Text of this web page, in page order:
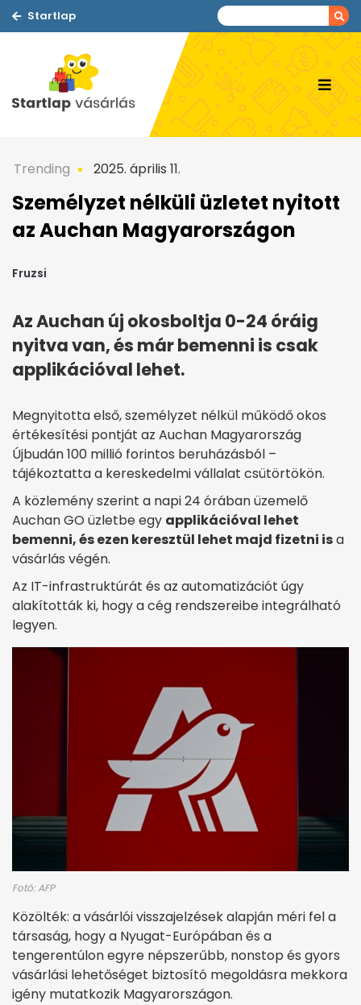
Startlap
Trending 2025. április 11.
Személyzet nélküli üzletet nyitott
az Auchan Magyarországon
Fruzsi
Az Auchan új okosboltja 0-24 óráig
nyitva van, és már bemenni is csak
applikációval lehet.
Megnyitotta első, személyzet nélkül működő okos
értékesítési pontját az Auchan Magyarország
Újbudán 100 millió forintos beruházásból –
tájékoztatta a kereskedelmi vállalat csütörtökön.
A közlemény szerint a napi 24 órában üzemelő
Auchan GO üzletbe egy applikációval lehet
bemenni, és ezen keresztül lehet majd fizetni isa
vásárlás végén.
Az IT-infrastruktúrát és az automatizációt úgy
alakították ki, hogy a cég rendszereibe integrálható
legyen.
Fotó: AFP
Közölték: a vásárlói visszajelzések alapján méri fel a
társaság, hogy a Nyugat-Európában és a
tengerentúlon egyre népszerűbb, nonstop és gyors
vásárlási lehetőséget biztosító megoldásra mekkora
igény mutatkozik Magyarországon.